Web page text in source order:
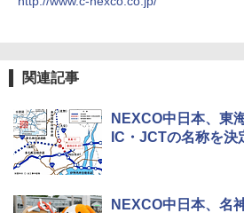
関連記事
NEXCO中日本、東
IC・JCTの名称を決
NEXCO中日本、名